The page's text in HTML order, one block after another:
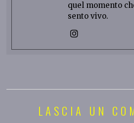
quel momento
sento vivo.
LASCIA UN